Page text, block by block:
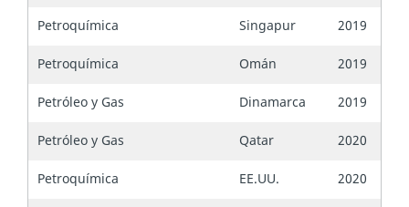
Petroquímica
Singapur
2019
Petroquímica
Omán
2019
Petróleo y Gas
Dinamarca
2019
Petróleo y Gas
Qatar
2020
Petroquímica
EE.UU.
2020